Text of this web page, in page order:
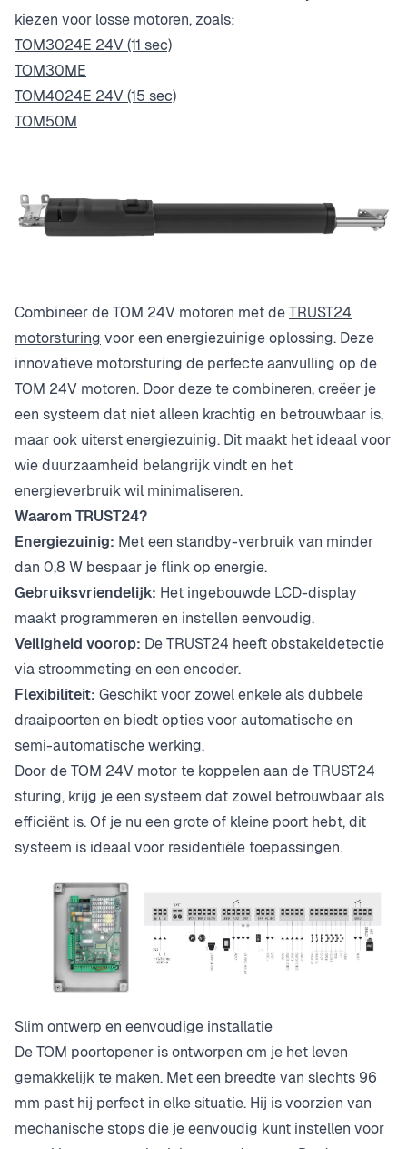
kiezen voor losse motoren, zoals:
TOM3024E 24V (11 sec)
TOM30ME
TOM4024E 24V (15 sec)
TOM50M
Combineer de TOM 24V motoren met deTRUST24
motorsturing voor een energiezuinige oplossing. Deze
innovatieve motorsturing de perfecte aanvulling op de
TOM 24V motoren. Door deze te combineren, creëer je
een systeem dat niet alleen krachtig en betrouwbaar is,
maar ook uiterst energiezuinig. Dit maakt het ideaal voor
wie duurzaamheid belangrijk vindt en het
energieverbruik wil minimaliseren.
Waarom TRUST24?
Energiezuinig: Met een standby-verbruik van minder
dan 0,8 W bespaar je flink op energie.
Gebruiksvriendelijk: Het ingebouwde LCD-display
maakt programmeren en instellen eenvoudig.
Veiligheid voorop: De TRUST24 heeft obstakeldetectie
via stroommeting en een encoder.
Flexibiliteit: Geschikt voor zowel enkele als dubbele
draaipoorten en biedt opties voor automatische en
semi-automatische werking.
Door de TOM 24V motor te koppelen aan de TRUST24
sturing, krijg je een systeem dat zowel betrouwbaar als
efficiënt is. Of je nu een grote of kleine poort hebt, dit
systeem is ideaal voor residentiële toepassingen.
Slim ontwerp en eenvoudige installatie
De TOM poortopener is ontworpen om je het leven
gemakkelijk te maken. Met een breedte van slechts 96
mm past hij perfect in elke situatie. Hij is voorzien van
mechanische stops die je eenvoudig kunt instellen voor